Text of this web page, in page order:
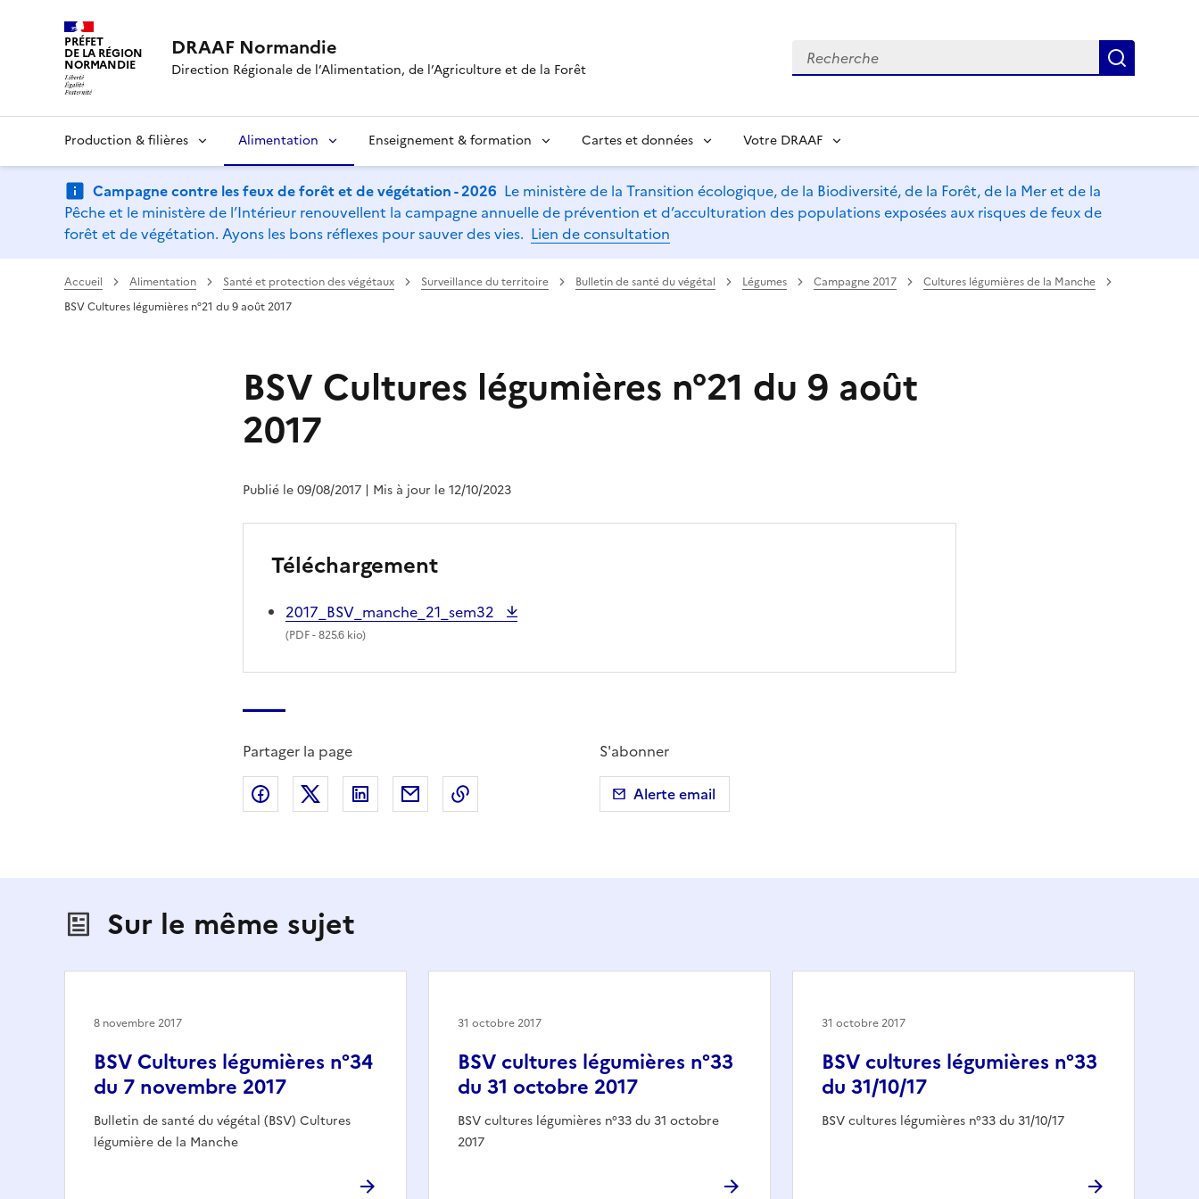
PRÉFET
DE LA RÉGION
NORMANDIE
DRAAF Normandie
Direction Régionale de l’Alimentation, de l’Agriculture et de la Forêt
Recherche
Production & filières Alimentation Enseignement & formation Cartes et données Votre DRAAF
Campagne contre les feux de forêt et de végétation - 2026 Le ministère de la Transition écologique, de la Biodiversité, de la Forêt, de la Mer et de la
Pêche et le ministère de l’Intérieur renouvellent la campagne annuelle de prévention et d’acculturation des populations exposées aux risques de feux de
forêt et de végétation. Ayons les bons réflexes pour sauver des vies. Lien de consultation
Accueil Alimentation Santé et protection des végétaux Surveillance du territoire Bulletin de santé du végétal Légumes Campagne 2017
Cultures légumières de la Manche
BSV Cultures légumières n°21 du 9 août 2017
BSV Cultures légumières n°21 du 9 août
2017
Publié le 09/08/2017 | Mis à jour le 12/10/2023
Téléchargement
2017_BSV_manche_21_sem32
(PDF- 825.6 kio)
Partager la page
Partager sur Facebook
Partager sur X (anciennement Twitter)
Partager sur LinkedIn
Partager par emailCopier dans le presse-papier
S'abonner
Alerte email
Sur le même sujet
BSV Cultures légumières n°34
du 7 novembre 2017
Bulletin de santé du végétal (BSV) Cultures
légumière de la Manche
8 novembre 2017
BSV cultures légumières n°33
du 31 octobre 2017
BSV cultures légumières n°33 du 31 octobre
2017
31 octobre 2017
BSV cultures légumières n°33
du 31/10/17
BSV cultures légumières n°33 du 31/10/17
31 octobre 2017